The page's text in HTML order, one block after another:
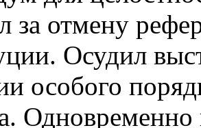
за отмену
Осудил
особого
Одновременно